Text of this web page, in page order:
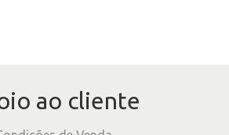
ao cliente